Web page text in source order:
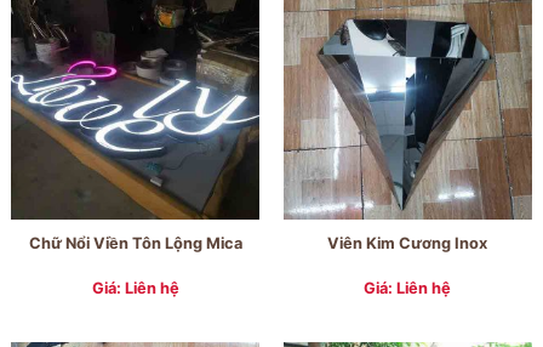
Chữ Nổi Viền Tôn Lộng Mica
Giá: Liên hệ
Viên Kim Cương Inox
Giá: Liên hệ